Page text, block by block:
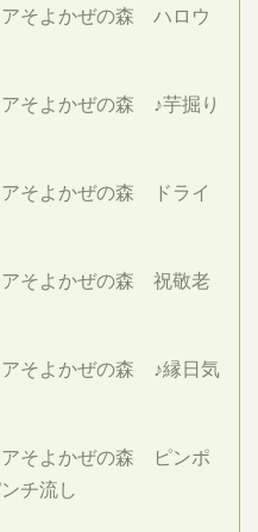
そよかぜの森 ハロウ
そよかぜの森 ♪芋掘り
そよかぜの森 ドライ
そよかぜの森 祝敬老
そよかぜの森 ♪縁日気
そよかぜの森 ピンポ
チ流し